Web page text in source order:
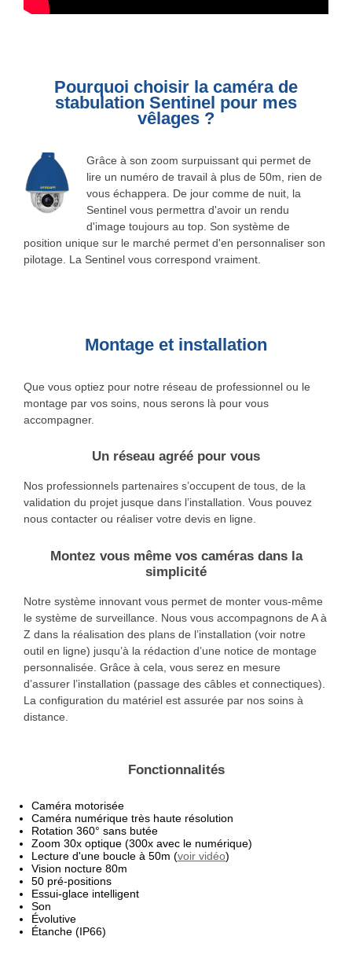
Pourquoi choisir la caméra de
stabulation Sentinel pour mes
vêlages ?
Grâce à son zoom surpuissant qui permet de
lire un numéro de travail à plus de 50m, rien de
vous échappera. De jour comme de nuit, la
Sentinel vous permettra d'avoir un rendu
d'image toujours au top. Son système de
position unique sur le marché permet d'en personnaliser son
pilotage. La Sentinel vous correspond vraiment.
Montage et installation
Que vous optiez pour notre réseau de professionnel ou le
montage par vos soins, nous serons là pour vous
accompagner.
Un réseau agréé pour vous
Nos professionnels partenaires s’occupent de tous, de la
validation du projet jusque dans l’installation. Vous pouvez
nous contacter ou réaliser votre devis en ligne.
Montez vous même vos caméras dans la
simplicité
Notre système innovant vous permet de monter vous-même
le système de surveillance. Nous vous accompagnons de A à
Z dans la réalisation des plans de l’installation (voir notre
outil en ligne) jusqu’à la rédaction d’une notice de montage
personnalisée. Grâce à cela, vous serez en mesure
d’assurer l’installation (passage des câbles et connectiques).
La configuration du matériel est assurée par nos soins à
distance.
Fonctionnalités
Caméra motorisée
Caméra numérique très haute résolution
Rotation 360° sans butée
Zoom 30x optique (300x avec le numérique)
Lecture d'une boucle à 50m (voir vidéo)
Vision nocture 80m
50 pré-positions
Essui-glace intelligent
Son
Évolutive
Étanche (IP66)